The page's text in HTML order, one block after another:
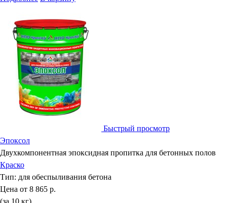
Быстрый просмотр
Эпоксол
Двухкомпонентная эпоксидная пропитка для бетонных полов
Краско
Тип: для обеспыливания бетона
Цена от 8 865 р.